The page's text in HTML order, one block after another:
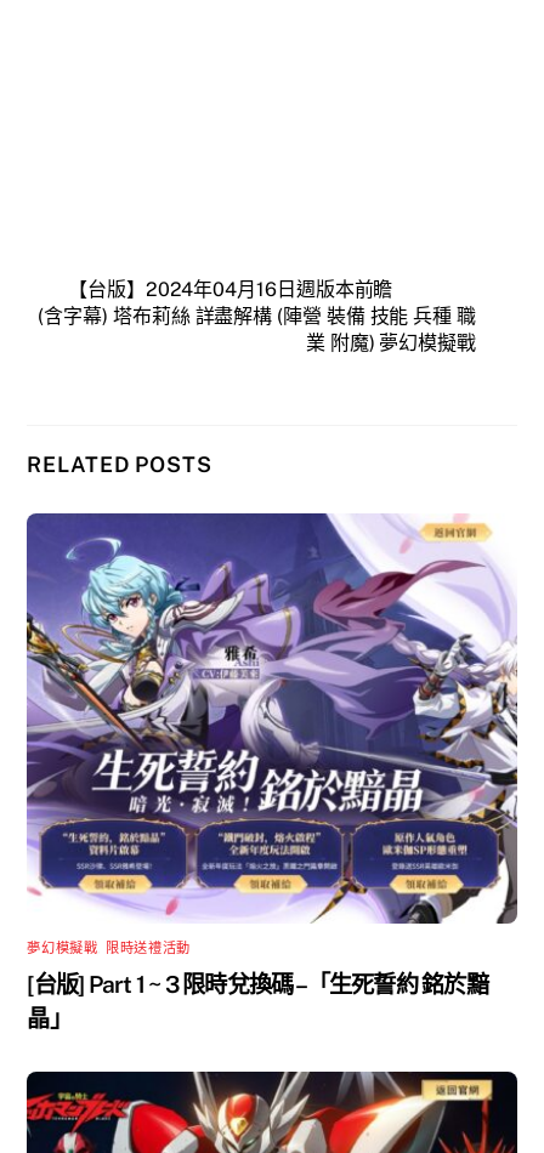
【台版】2024年04月16日週版本前瞻
(含字幕) 塔布莉絲 詳盡解構 (陣營 裝備 技能 兵種 職
業 附魔) 夢幻模擬戰
RELATED POSTS
夢幻模擬戰 限時送禮活動
[台版] Part 1 ~ 3 限時兌換碼 –「生死誓約 銘於黯
晶」